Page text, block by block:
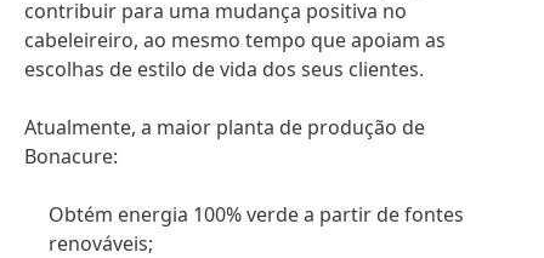
contribuir para uma mudança positiva no
cabeleireiro, ao mesmo tempo que apoiam as
escolhas de estilo de vida dos seus clientes.
Atualmente, a maior planta de produção de
Bonacure:
Obtém energia 100% verde a partir de fontes
renováveis;